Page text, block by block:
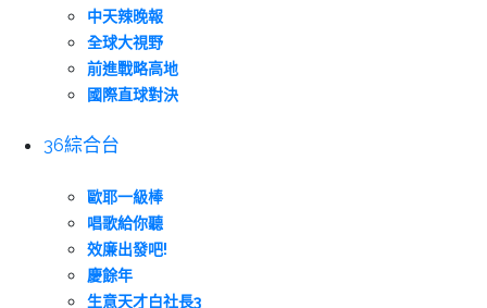
中天辣晚報
全球大視野
前進戰略高地
國際直球對決
36綜合台
歐耶一級棒
唱歌給你聽
效廉出發吧!
慶餘年
生意天才白社長3